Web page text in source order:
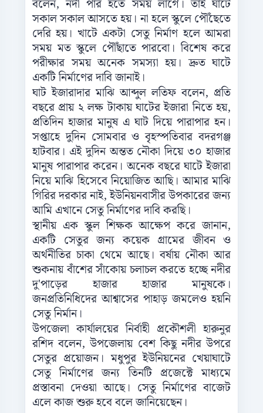
বলেন, নদী পার হতে সময় লাগে। তাই ঘাটে
সকাল সকাল আসতে হয়। না হলে স্কুলে পৌঁছেতে
দেরি হয়। খাটে একটা সেতু নির্মাণ হলে আমরা
সময় মত স্কুলে পৌঁছাতে পারবো। বিশেষ করে
পরীক্ষার সময় অনেক সমস্যা হয়। দ্রুত ঘাটে
একটি নির্মাণের দাবি জানাই।
ঘাট ইজারাদার মাঝি আব্দুল লতিফ বলেন, প্রতি
বছরে প্রায় ২ লক্ষ টাকায় ঘাটের ইজারা নিতে হয়,
প্রতিদিন হাজার মানুষ এ ঘাট দিয়ে পারাপার হন।
সপ্তাহে দুদিন সোমবার ও বৃহস্পতিবার বদরগঞ্জ
হাটবার। এই দুদিন অন্তত নৌকা দিয়ে ৩০ হাজার
মানুষ পারাপার করেন। অনেক বছরে ঘাটে ইজারা
নিয়ে মাঝি হিসেবে নিয়োজিত আছি। আমার মাঝি
গিরির দরকার নাই, ইউনিয়নবাসীর উপকারের জন্য
আমি এখানে সেতু নির্মাণের দাবি করছি।
স্থানীয় এক স্কুল শিক্ষক আক্ষেপ করে জানান,
একটি সেতুর জন্য কয়েক গ্রামের জীবন ও
অর্থনীতির চাকা থেমে আছে। বর্ষায় নৌকা আর
শুকনায় বাঁশের সাঁকোয় চলাচল করতে হচ্ছে নদীর
দু'পাড়ের হাজার হাজার মানুষকে।
জনপ্রতিনিধিদের আশ্বাসের পাহাড় জমলেও হয়নি
সেতু নির্মান।
উপজেলা কার্যালয়ের নির্বাহী প্রকৌশলী হারুনুর
রশিদ বলেন, উপজেলায় বেশ কিছু নদীর উপরে
সেতুর প্রয়োজন। মধুপুর ইউনিয়নের খেয়াঘাটে
সেতু নির্মাণের জন্য তিনটি প্রজেক্টে মাধ্যমে
প্রস্তাবনা দেওয়া আছে। সেতু নির্মাণের বাজেট
এলে কাজ শুরু হবে বলে জানিয়েছেন।